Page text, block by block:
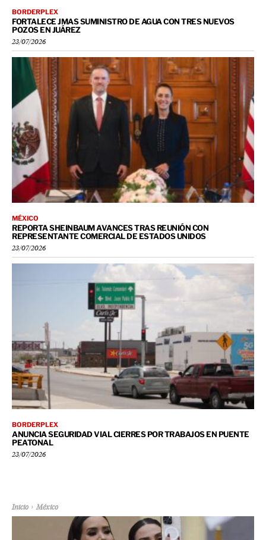
BORDERPLEX
FORTALECE JMAS SUMINISTRO DE AGUA CON TRES NUEVOS
POZOS EN JUÁREZ
23/07/2026
MÉXICO
REPORTA SHEINBAUM AVANCES TRAS REUNIÓN CON
REPRESENTANTE COMERCIAL DE ESTADOS UNIDOS
23/07/2026
BORDERPLEX
ANUNCIA SEGURIDAD VIAL CIERRES POR TRABAJOS EN PUENTE
PEATONAL
23/07/2026